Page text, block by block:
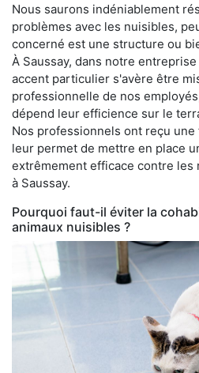
Nous saurons indéniablement
problèmes avec les nuisibles,
concerné est une structure ou
À Saussay, dans notre
accent particulier s'avère être
professionnelle de nos
dépend leur efficience sur le
Nos professionnels ont reçu
leur permet de mettre en place
extrêmement efficace contre les
à Saussay.
Pourquoi faut-il éviter la
animaux nuisibles ?